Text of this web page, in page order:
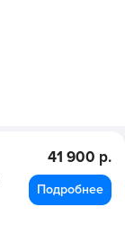
41 900 р.
Подробнее